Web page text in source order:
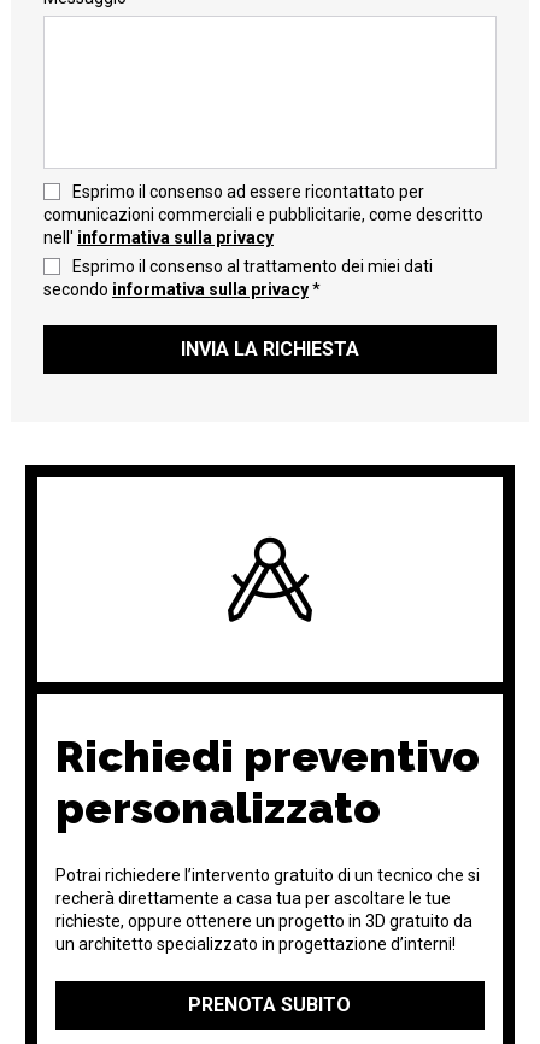
Esprimo il consenso ad essere ricontattato per
comunicazioni commerciali e pubblicitarie, come descritto
nell' informativa sulla privacy
Esprimo il consenso al trattamento dei miei dati
secondo informativa sulla privacy*
INVIA LA RICHIESTA
Richiedi preventivo
personalizzato
Potrai richiedere l’intervento gratuito di un tecnico che si
recherà direttamente a casa tua per ascoltare le tue
richieste, oppure ottenere un progetto in 3D gratuito da
un architetto specializzato in progettazione d’interni!
PRENOTA SUBITO